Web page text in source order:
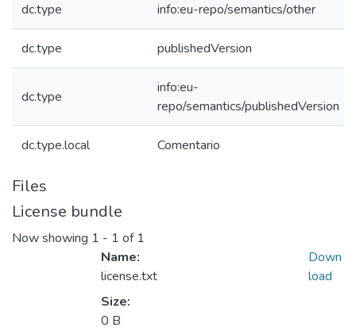
dc.type info:eu-repo/semantics/other
dc.type publishedVersion
dc.type
info:eu-
repo/semantics/publishedVersion
dc.type.local Comentario
Files
License bundle
Now showing 1 - 1 of 1
Name:
license.txt
Size:
0 B
Down
load